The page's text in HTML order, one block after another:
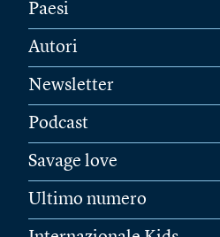
Paesi
Autori
Newsletter
Podcast
Savage love
Ultimo numero